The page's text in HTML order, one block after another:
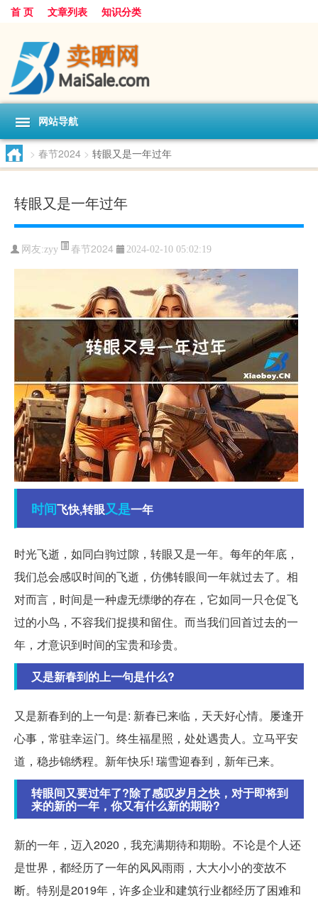
首 页 文章列表 知识分类
网站导航
> 春节2024 > 转眼又是一年过年
转眼又是一年过年
网友:zyy 春节2024 2024-02-10 05:02:19
时间飞快,转眼又是一年
时光飞逝，如同白驹过隙，转眼又是一年。每年的年底，
我们总会感叹时间的飞逝，仿佛转眼间一年就过去了。相
对而言，时间是一种虚无缥缈的存在，它如同一只仓促飞
过的小鸟，不容我们捉摸和留住。而当我们回首过去的一
年，才意识到时间的宝贵和珍贵。
又是新春到的上一句是什么?
又是新春到的上一句是: 新春已来临，天天好心情。屡逢开
心事，常驻幸运门。终生福星照，处处遇贵人。立马平安
道，稳步锦绣程。新年快乐! 瑞雪迎春到，新年已来。
转眼间又要过年了?除了感叹岁月之快，对于即将到
来的新的一年，你又有什么新的期盼?
新的一年，迈入2020，我充满期待和期盼。不论是个人还
是世界，都经历了一年的风风雨雨，大大小小的变故不
断。特别是2019年，许多企业和建筑行业都经历了困难和